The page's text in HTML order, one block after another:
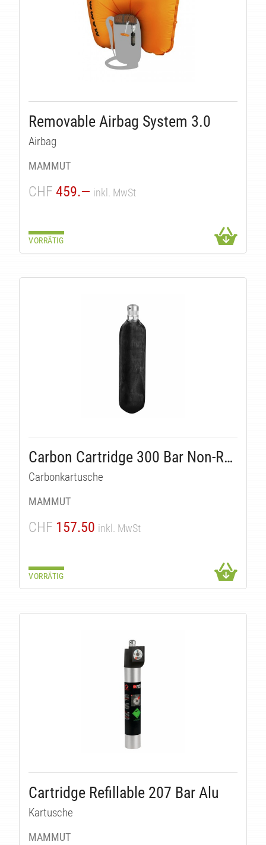
Removable Airbag System 3.0
Airbag
MAMMUT
CHF 459.— inkl. MwSt
VORRÄTIG
Carbon Cartridge 300 Bar Non-Refillable
Carbonkartusche
MAMMUT
CHF 157.50 inkl. MwSt
VORRÄTIG
Cartridge Refillable 207 Bar Alu
Kartusche
MAMMUT